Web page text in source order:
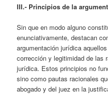
III.- Principios de la
Sin que en modo alguno
enunciativamente, destacan
argumentación jurídica
corrección y legitimidad de las
jurídica. Estos principios no
sino como pautas racionales
abogado y del juez en la